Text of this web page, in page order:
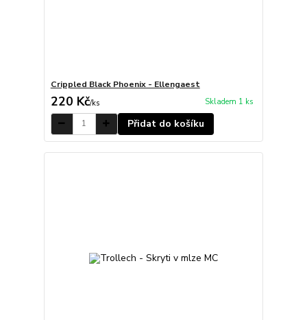
Crippled Black Phoenix - Ellengaest
220 Kč/ks Skladem 1 ks
Přidat do košíku